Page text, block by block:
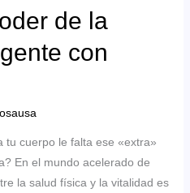
de la
con
tu cuerpo le falta ese «extra»
En el mundo acelerado de
la salud física y la vitalidad es